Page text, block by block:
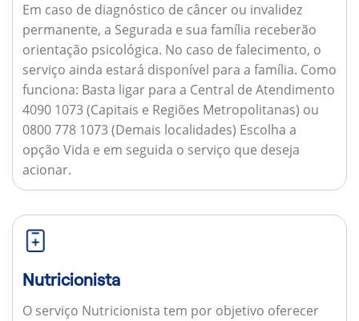
Em caso de diagnóstico de câncer ou invalidez
permanente, a Segurada e sua família receberão
orientação psicológica. No caso de falecimento, o
serviço ainda estará disponível para a família. Como
funciona: Basta ligar para a Central de Atendimento
4090 1073 (Capitais e Regiões Metropolitanas) ou
0800 778 1073 (Demais localidades) Escolha a
opção Vida e em seguida o serviço que deseja
acionar.
Nutricionista
O serviço Nutricionista tem por objetivo oferecer